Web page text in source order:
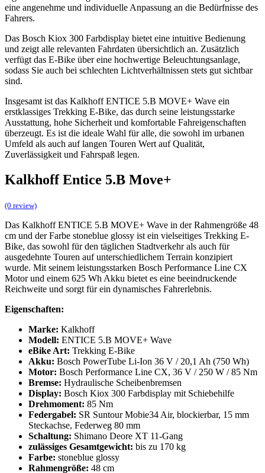
eine angenehme und individuelle Anpassung an die Bedürfnisse des
Fahrers.
Das Bosch Kiox 300 Farbdisplay bietet eine intuitive Bedienung
und zeigt alle relevanten Fahrdaten übersichtlich an. Zusätzlich
verfügt das E-Bike über eine hochwertige Beleuchtungsanlage,
sodass Sie auch bei schlechten Lichtverhältnissen stets gut sichtbar
sind.
Insgesamt ist das Kalkhoff ENTICE 5.B MOVE+ Wave ein
erstklassiges Trekking E-Bike, das durch seine leistungsstarke
Ausstattung, hohe Sicherheit und komfortable Fahreigenschaften
überzeugt. Es ist die ideale Wahl für alle, die sowohl im urbanen
Umfeld als auch auf langen Touren Wert auf Qualität,
Zuverlässigkeit und Fahrspaß legen.
Kalkhoff Entice 5.B Move+
(0 review)
Das Kalkhoff ENTICE 5.B MOVE+ Wave in der Rahmengröße 48
cm und der Farbe stoneblue glossy ist ein vielseitiges Trekking E-
Bike, das sowohl für den täglichen Stadtverkehr als auch für
ausgedehnte Touren auf unterschiedlichem Terrain konzipiert
wurde. Mit seinem leistungsstarken Bosch Performance Line CX
Motor und einem 625 Wh Akku bietet es eine beeindruckende
Reichweite und sorgt für ein dynamisches Fahrerlebnis.
Eigenschaften:
Marke: Kalkhoff
Modell: ENTICE 5.B MOVE+ Wave
eBike Art: Trekking E-Bike
Akku: Bosch PowerTube Li-Ion 36 V / 20,1 Ah (750 Wh)
Motor: Bosch Performance Line CX, 36 V / 250 W / 85 Nm
Bremse: Hydraulische Scheibenbremsen
Display: Bosch Kiox 300 Farbdisplay mit Schiebehilfe
Drehmoment: 85 Nm
Federgabel: SR Suntour Mobie34 Air, blockierbar, 15 mm
Steckachse, Federweg 80 mm
Schaltung: Shimano Deore XT 11-Gang
zulässiges Gesamtgewicht: bis zu 170 kg
Farbe: stoneblue glossy
Rahmengröße: 48 cm